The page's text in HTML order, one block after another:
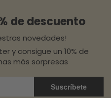
de descuento
novedades!
y consigue un 10% de
más sorpresas
Suscríbete